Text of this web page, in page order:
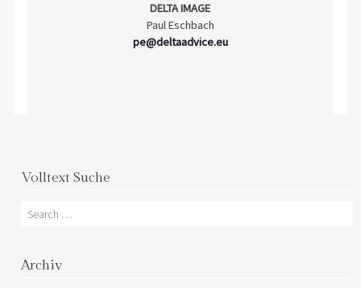
DELTA IMAGE
Paul Eschbach
pe@deltaadvice.eu
Volltext Suche
Search
Archiv